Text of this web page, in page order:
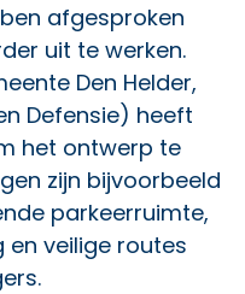
afgesproken
uit te werken.
Den Helder,
Defensie) heeft
het ontwerp te
zijn bijvoorbeeld
parkeerruimte,
en veilige routes